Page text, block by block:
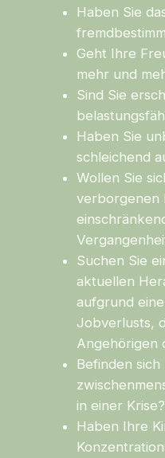
Haben Sie
Geht Ihre
mehr und
Sind Sie
Haben Sie
schleichend
Wollen Sie
verborgenen
Suchen Sie
aktuellen
aufgrund
Jobverlusts,
Angehörigen
Befinden sich
in einer Krise?
Haben Ihre